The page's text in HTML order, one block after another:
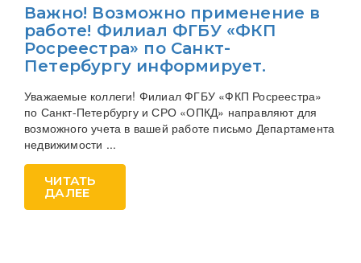
Важно! Возможно применение в
работе! Филиал ФГБУ «ФКП
Росреестра» по Санкт-
Петербургу информирует.
Уважаемые коллеги! Филиал ФГБУ «ФКП Росреестра»
по Санкт-Петербургу и СРО «ОПКД» направляют для
возможного учета в вашей работе письмо Департамента
недвижимости ...
ЧИТАТЬ
ДАЛЕЕ